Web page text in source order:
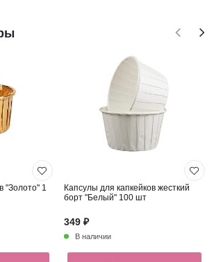
"Золото" 1
Капсулы для капкейков жесткий
борт "Белый" 100 шт
349 ₽
В наличии